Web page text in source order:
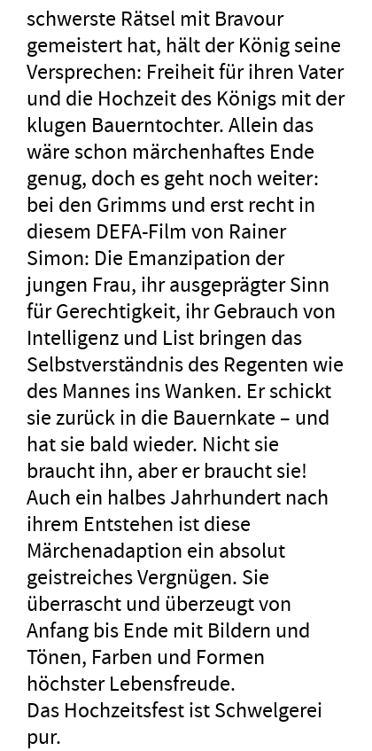
schwerste Rätsel mit Bravour
gemeistert hat, hält der König seine
Versprechen: Freiheit für ihren Vater
und die Hochzeit des Königs mit der
klugen Bauerntochter. Allein das
wäre schon märchenhaftes Ende
genug, doch es geht noch weiter:
bei den Grimms und erst recht in
diesem DEFA-Film von Rainer
Simon: Die Emanzipation der
jungen Frau, ihr ausgeprägter Sinn
für Gerechtigkeit, ihr Gebrauch von
Intelligenz und List bringen das
Selbstverständnis des Regenten wie
des Mannes ins Wanken. Er schickt
sie zurück in die Bauernkate – und
hat sie bald wieder. Nicht sie
braucht ihn, aber er braucht sie!
Auch ein halbes Jahrhundert nach
ihrem Entstehen ist diese
Märchenadaption ein absolut
geistreiches Vergnügen. Sie
überrascht und überzeugt von
Anfang bis Ende mit Bildern und
Tönen, Farben und Formen
höchster Lebensfreude.
Das Hochzeitsfest ist Schwelgerei
pur.